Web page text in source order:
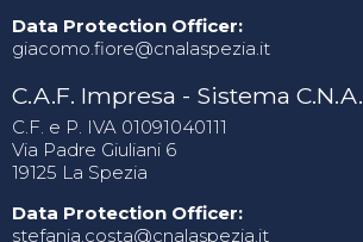
Data Protection Officer:
giacomo.fiore@cnalaspezia.it
C.A.F. Impresa - Sistema
C.F. e P. IVA 01091040111
Via Padre Giuliani 6
19125 La Spezia
Data Protection Officer:
stefania.costa@cnalaspezia.it